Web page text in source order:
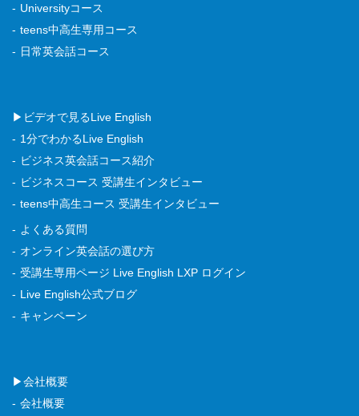
Universityコース
teens中高生専用コース
日常英会話コース
▶ビデオで見るLive English
1分でわかるLive English
ビジネス英会話コース紹介
ビジネスコース 受講生インタビュー
teens中高生コース 受講生インタビュー
よくある質問
オンライン英会話の選び方
受講生専用ページ Live English LXP ログイン
Live English公式ブログ
キャンペーン
▶会社概要
会社概要